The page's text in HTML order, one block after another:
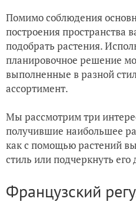
Помимо соблюдения
построения пространства
подобрать растения.
планировочное решение
выполненные в разной
ассортимент.
Мы рассмотрим три
получившие наибольшее
как с помощью растений
стиль или подчеркнуть его
Французский